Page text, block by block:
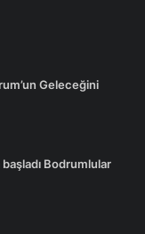
Geleceğini
Bodrumlular